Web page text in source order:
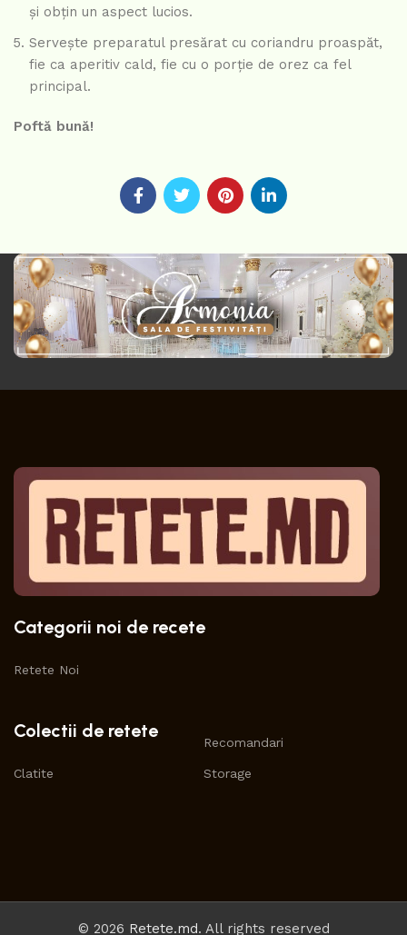
și obțin un aspect lucios.
Servește preparatul presărat cu coriandru proaspăt,
fie ca aperitiv cald, fie cu o porție de orez ca fel
principal.
Poftă bună!
Categorii noi de recete
Retete Noi
Colectii de retete
Clatite
Recomandari
Storage
© 2026 Retete.md. All rights reserved